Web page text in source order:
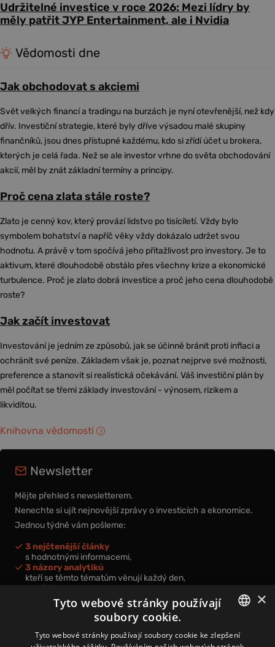
Udržitelné investice v roce 2026: Mezi lídry by
měly patřit JYP Entertainment, ale i Nvidia
Vědomosti dne
Jak obchodovat s akciemi
Svět velkých financí a tradingu na burzách je nyní otevřenější, než kdy
dřív. Investiční strategie, které byly dříve výsadou malé skupiny
finančníků, jsou dnes přístupné každému, kdo si zřídí účet u brokera,
kterých je celá řada. Než se ale investor vrhne do světa obchodování
akcií, měl by znát základní termíny a principy.
Proč cena zlata stále roste?
Zlato je cenný kov, který provází lidstvo po tisíciletí. Vždy bylo
symbolem bohatství a napříč věky vždy dokázalo udržet svou
hodnotu. A právě v tom spočívá jeho přitažlivost pro investory. Je to
aktivum, které dlouhodobě obstálo přes všechny krize a ekonomické
turbulence. Proč je zlato dobrá investice a proč jeho cena dlouhodobě
roste?
Jak začít investovat
Investování je jedním ze způsobů, jak se účinně bránit proti inflaci a
ochránit své peníze. Základem však je, poznat nejprve své možnosti,
preference a stanovit si realistická očekávání. Váš investiční plán by
měl počítat se třemi základy investování - výnosem, rizikem a
likviditou.
Knihovna vědomostí
Newsletter
Mějte přehled s newsletterem.
Nenechte si ujít nejnovější zprávy o investicích a ekonomice.
Jednou týdně vám pošleme:
3 nejčtenější články
s hodnotnými informacemi,
3 názory analytiků
kteří se těmto tématům věnují každý den,
nová videa a podcasty
k prohloubení vašich znalostí.
CZECH
×
Tyto webové stránky používají
soubory cookie.
Tyto webové stránky používají soubory cookie ke zlepšení